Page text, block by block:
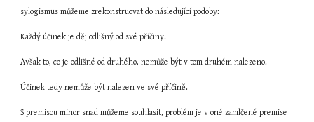
sylogismus můžeme zrekonstruovat do následující podoby:
Každý účinek je děj odlišný od své příčiny.
Avšak to, co je odlišné od druhého, nemůže být v tom druhém nalezeno.
Účinek tedy nemůže být nalezen ve své příčině.
S premisou minor snad můžeme souhlasit, problém je v oné zamlčené premise